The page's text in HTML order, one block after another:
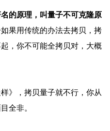
的原理，叫量子不可克隆原
果用传统的办法去拷贝，拷
，你不可能全拷贝对，大概
》，拷贝量子就不行，你从
全非。